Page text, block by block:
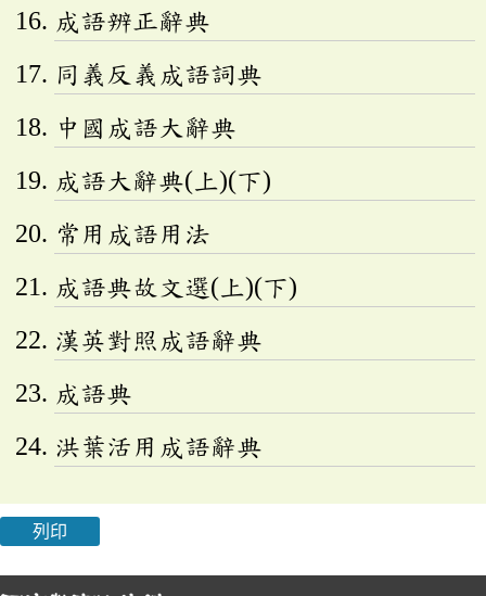
成語辨正辭典
同義反義成語詞典
中國成語大辭典
成語大辭典(上)(下)
常用成語用法
成語典故文選(上)(下)
漢英對照成語辭典
成語典
洪葉活用成語辭典
列印